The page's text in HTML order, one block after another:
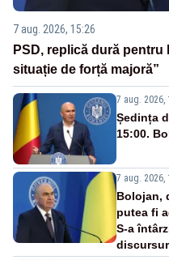
7 aug. 2026, 15:26
PSD, replică dură
situație de forță majoră”
7 aug. 2026,
Ședința
15:00.
7 aug. 2026,
Bolojan,
putea fi
S-a